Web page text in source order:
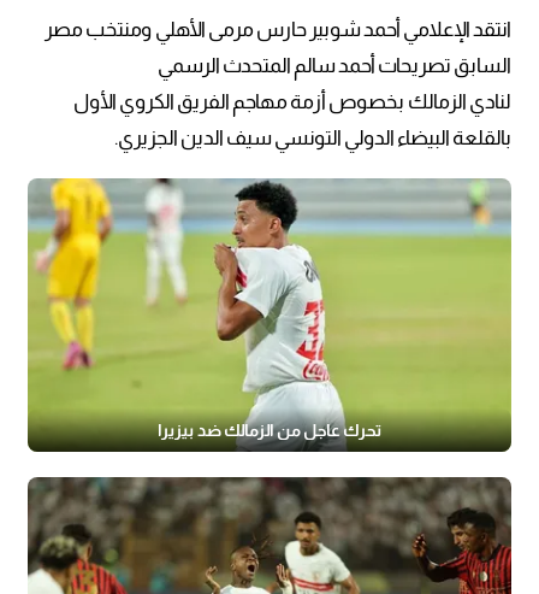
انتقد الإعلامي أحمد شوبير حارس مرمى الأهلي ومنتخب مصر
السابق تصريحات أحمد سالم المتحدث الرسمي
لنادي الزمالك بخصوص أزمة مهاجم الفريق الكروي الأول
بالقلعة البيضاء الدولي التونسي سيف الدين الجزيري.
تحرك عاجل من الزمالك ضد بيزيرا